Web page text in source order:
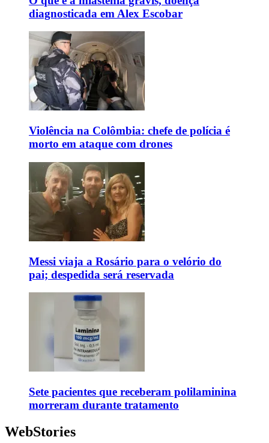
diagnosticada em Alex Escobar
Violência na Colômbia: chefe de polícia é
morto em ataque com drones
Messi viaja a Rosário para o velório do
pai; despedida será reservada
Sete pacientes que receberam polilaminina
morreram durante tratamento
WebStories